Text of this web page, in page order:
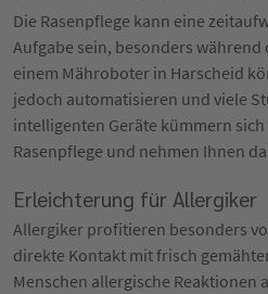
Die Rasenpflege kann eine
Aufgabe sein, besonders
einem Mähroboter in Harscheid
jedoch automatisieren und viele
intelligenten Geräte kümmern
Rasenpflege und nehmen Ihnen
Erleichterung für Allergiker
Allergiker profitieren besonders
direkte Kontakt mit frisch
Menschen allergische Reaktionen